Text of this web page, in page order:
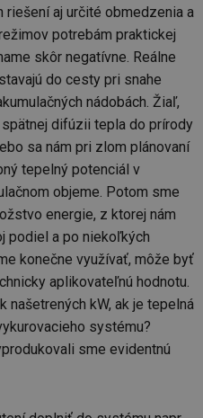
aj určité obmedzenia a
potrebám praktickej
skôr negatívne. Reálne
do cesty pri snahe
nádobách. Žiaľ,
difúzii tepla do prírody
sa nám pri zlom plánovaní
tepelný potenciál v
objeme. Potom sme
energie, z ktorej nám
podiel a po niekoľkých
konečne využívať, môže byť
aplikovateľnú hodnotu.
kW, ak je tepelná
systému?
sme evidentnú